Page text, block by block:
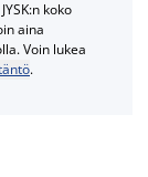
koko
aina
Voin lukea
.